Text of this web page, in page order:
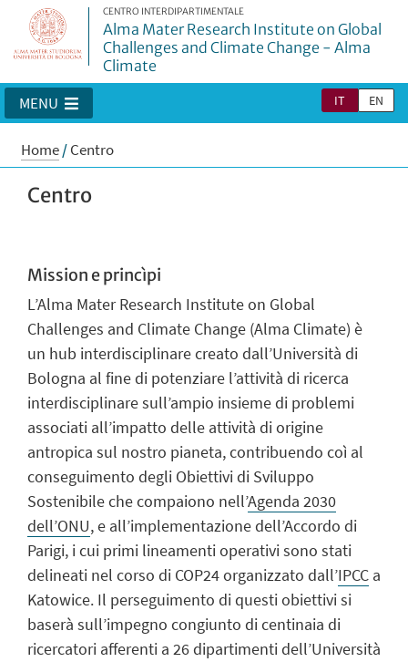
CENTRO INTERDIPARTIMENTALE
Alma Mater Research Institute on Global
Challenges and Climate Change - Alma
Climate
IT EN
MENU
Home/Centro
Centro
Mission e princìpi
L’Alma Mater Research Institute on Global
Challenges and Climate Change (Alma Climate) è
un hub interdisciplinare creato dall’Università di
Bologna al fine di potenziare l’attività di ricerca
interdisciplinare sull’ampio insieme di problemi
associati all’impatto delle attività di origine
antropica sul nostro pianeta, contribuendo coì al
conseguimento degli Obiettivi di Sviluppo
Sostenibile che compaiono nell’Agenda 2030
dell’ONU, e all’implementazione dell’Accordo di
Parigi, i cui primi lineamenti operativi sono stati
delineati nel corso di COP24 organizzato dall’IPCC a
Katowice. Il perseguimento di questi obiettivi si
baserà sull’impegno congiunto di centinaia di
ricercatori afferenti a 26 dipartimenti dell’Università